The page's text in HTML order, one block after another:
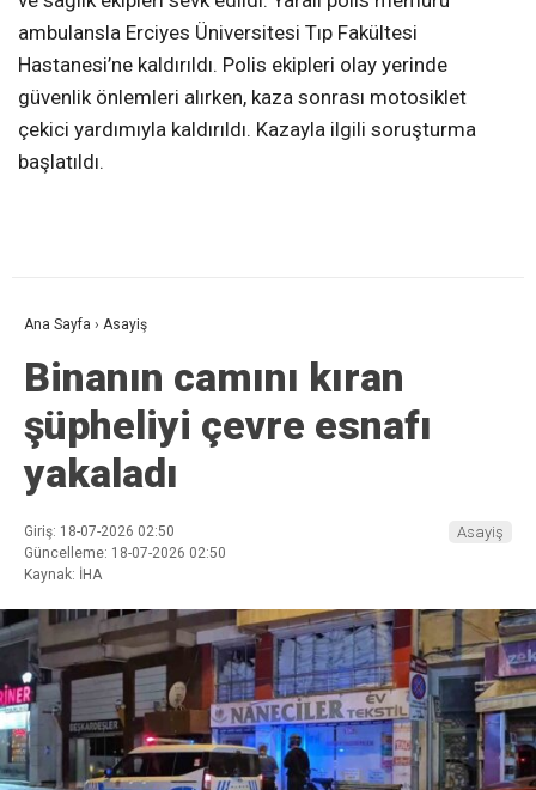
ambulansla Erciyes Üniversitesi Tıp Fakültesi
Hastanesi’ne kaldırıldı. Polis ekipleri olay yerinde
güvenlik önlemleri alırken, kaza sonrası motosiklet
çekici yardımıyla kaldırıldı. Kazayla ilgili soruşturma
başlatıldı.
Ana Sayfa › Asayiş
Binanın camını kıran
şüpheliyi çevre esnafı
yakaladı
Giriş: 18-07-2026 02:50
Güncelleme: 18-07-2026 02:50
Kaynak: İHA
Asayiş